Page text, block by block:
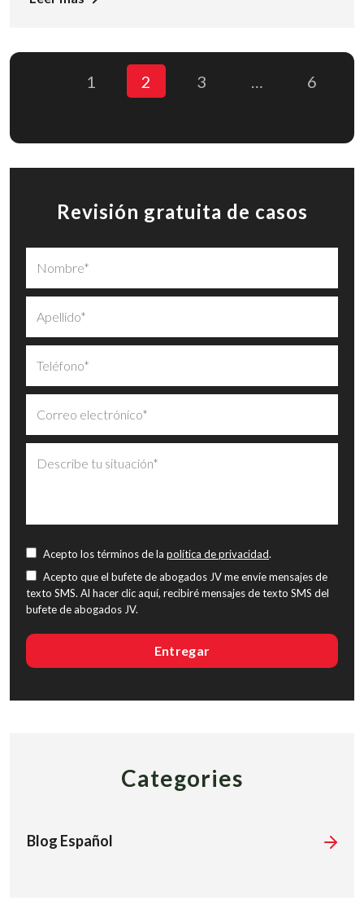
1 2 3 6
Revisión gratuita de casos
Acepto los términos de la política de privacidad.
Acepto que el bufete de abogados JV me envíe mensajes de
texto SMS. Al hacer clic aquí, recibiré mensajes de texto SMS del
bufete de abogados JV.
Categories
Blog Español